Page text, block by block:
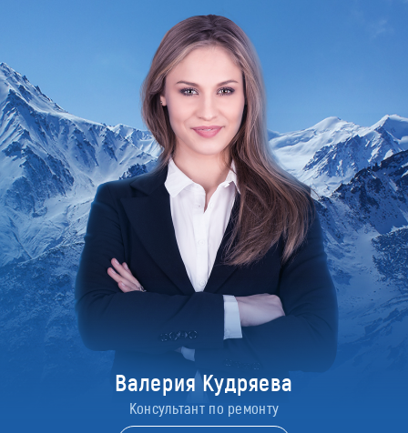
Валерия Кудряева
Консультант по ремонту